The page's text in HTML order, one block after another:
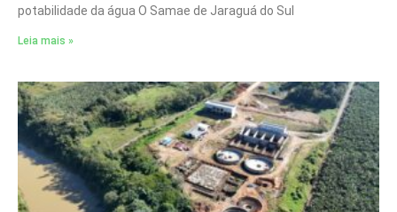
potabilidade da água O Samae de Jaraguá do Sul
Leia mais »